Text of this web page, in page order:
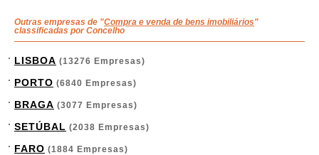
Outras empresas de "Compra e venda de bens imobiliários"
classificadas por Concelho
LISBOA (13276 Empresas)
PORTO (6840 Empresas)
BRAGA (3077 Empresas)
SETÚBAL (2038 Empresas)
FARO (1884 Empresas)